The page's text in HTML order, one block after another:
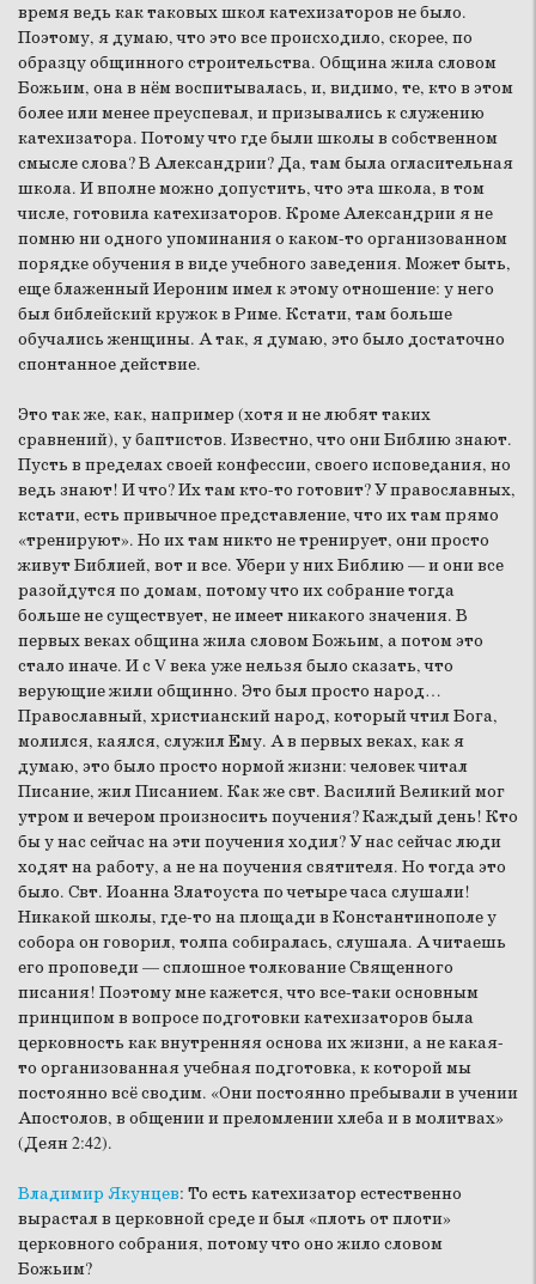
время ведь как таковых школ катехизаторов не было.
Поэтому, я думаю, что это все происходило, скорее, по
образцу общинного строительства. Община жила словом
Божьим, она в нём воспитывалась, и, видимо, те, кто в этом
более или менее преуспевал, и призывались к служению
катехизатора. Потому что где были школы в собственном
смысле слова? В Александрии? Да, там была огласительная
школа. И вполне можно допустить, что эта школа, в том
числе, готовила катехизаторов. Кроме Александрии я не
помню ни одного упоминания о каком-то организованном
порядке обучения в виде учебного заведения. Может быть,
еще блаженный Иероним имел к этому отношение: у него
был библейский кружок в Риме. Кстати, там больше
обучались женщины. А так, я думаю, это было достаточно
спонтанное действие.
Это так же, как, например (хотя и не любят таких
сравнений), у баптистов. Известно, что они Библию знают.
Пусть в пределах своей конфессии, своего исповедания, но
ведь знают! И что? Их там кто-то готовит? У православных,
кстати, есть привычное представление, что их там прямо
«тренируют». Но их там никто не тренирует, они просто
живут Библией, вот и все. Убери у них Библию — и они все
разойдутся по домам, потому что их собрание тогда
больше не существует, не имеет никакого значения. В
первых веках община жила словом Божьим, а потом это
стало иначе. И с V века уже нельзя было сказать, что
верующие жили общинно. Это был просто народ…
Православный, христианский народ, который чтил Бога,
молился, каялся, служил Ему. А в первых веках, как я
думаю, это было просто нормой жизни: человек читал
Писание, жил Писанием. Как же свт. Василий Великий мог
утром и вечером произносить поучения? Каждый день! Кто
бы у нас сейчас на эти поучения ходил? У нас сейчас люди
ходят на работу, а не на поучения святителя. Но тогда это
было. Свт. Иоанна Златоуста по четыре часа слушали!
Никакой школы, где-то на площади в Константинополе у
собора он говорил, толпа собиралась, слушала. А читаешь
его проповеди — сплошное толкование Священного
писания! Поэтому мне кажется, что все-таки основным
принципом в вопросе подготовки катехизаторов была
церковность как внутренняя основа их жизни, а не какая-
то организованная учебная подготовка, к которой мы
постоянно всё сводим. «Они постоянно пребывали в учении
Апостолов, в общении и преломлении хлеба и в молитвах»
(Деян 2:42).
Владимир Якунцев: То есть катехизатор естественно
вырастал в церковной среде и был «плоть от плоти»
церковного собрания, потому что оно жило словом
Божьим?